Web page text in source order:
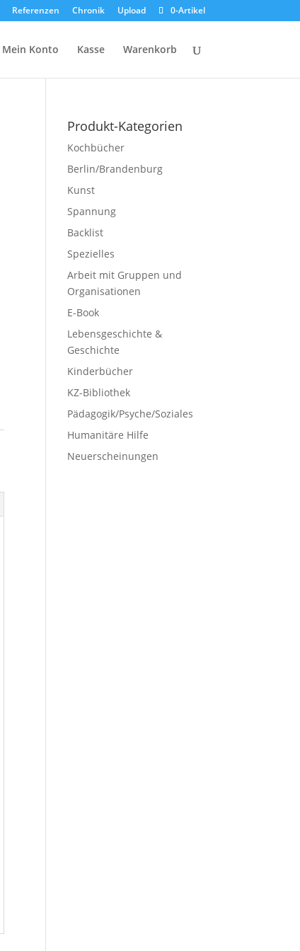
Referenzen Chronik Upload 0-Artikel
Mein Konto Kasse Warenkorb
Produkt-Kategorien
Kochbücher
Berlin/Brandenburg
Kunst
Spannung
Backlist
Spezielles
Arbeit mit Gruppen und
Organisationen
E-Book
Lebensgeschichte &
Geschichte
Kinderbücher
KZ-Bibliothek
Pädagogik/Psyche/Soziales
Humanitäre Hilfe
Neuerscheinungen